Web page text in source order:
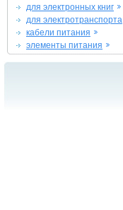
для электронных книг
для электротранспорта
кабели питания
элементы питания